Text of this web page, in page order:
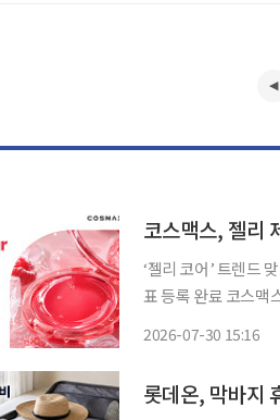
코스맥스, 젤리
‘젤리 코어’ 트렌드
표 등록 완료 코스맥스가 젤리 제형 제품군과 지속력을 강화한 립 기술을 내세워 여름 시장에
2026-07-30 15:16
롯데온, 막바지